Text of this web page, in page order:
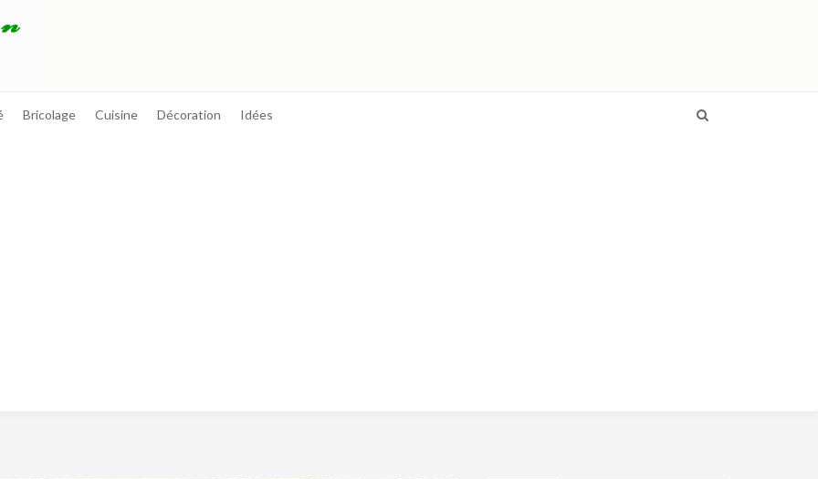
Bricolage Cuisine Décoration Idées